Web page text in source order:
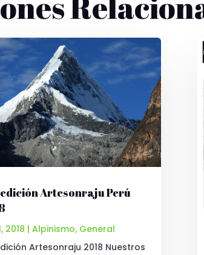
Artesonraju Perú
2018 | Alpinismo, General
Artesonraju 2018 Nuestros